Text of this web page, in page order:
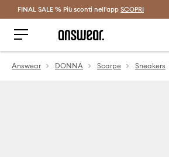
Risparmia con Answear Club >
FINAL SALE % Più sconti nell'app SCOPRI
Answear DONNA Scarpe Sneakers